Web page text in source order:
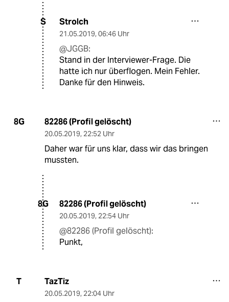
S Strolch
21.05.2019, 06:46 Uhr
@JGGB:
Stand in der Interviewer-Frage. Die
hatte ich nur überflogen. Mein Fehler.
Danke für den Hinweis.
8G 82286 (Profil gelöscht)
20.05.2019, 22:52 Uhr
Daher war für uns klar, dass wir das bringen
mussten.
8G 82286 (Profil gelöscht)
20.05.2019, 22:54 Uhr
@82286 (Profil gelöscht):
Punkt,
T TazTiz
20.05.2019, 22:04 Uhr